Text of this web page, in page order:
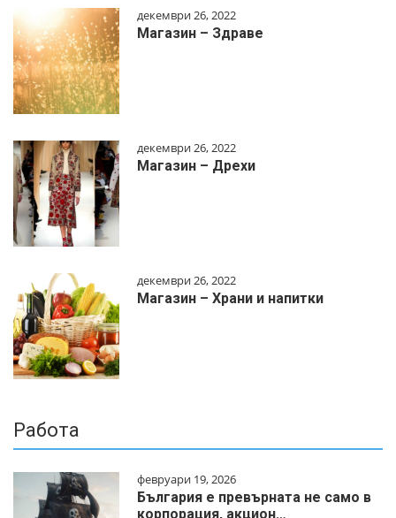
декември 26, 2022
Магазин – Здраве
декември 26, 2022
Магазин – Дрехи
декември 26, 2022
Магазин – Храни и напитки
Работа
февруари 19, 2026
България е превърната не само в
корпорация, акцион…